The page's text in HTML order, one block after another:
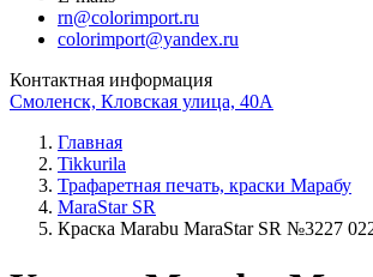
rn@colorimport.ru
colorimport@yandex.ru
Контактная информация
Смоленск, Кловская улица, 40А
Главная
Tikkurila
Трафаретная печать, краски Марабу
MaraStar SR
Краска Маrabu MaraStar SR №3227